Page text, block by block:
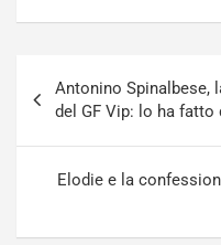
articoli
Antonino Spinalbese,
del GF Vip: lo ha fatto
Elodie e la